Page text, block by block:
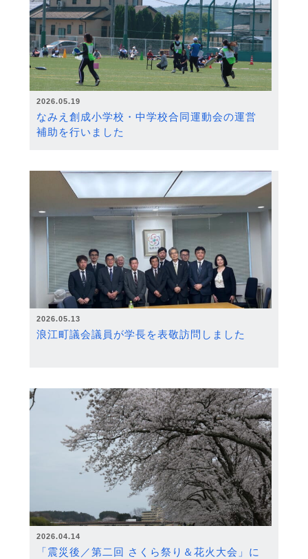
2026.05.19
なみえ創成小学校・中学校合同運動会の運営
補助を行いました
2026.05.13
浪江町議会議員が学長を表敬訪問しました
2026.04.14
「震災後／第二回 さくら祭り＆花火大会」に